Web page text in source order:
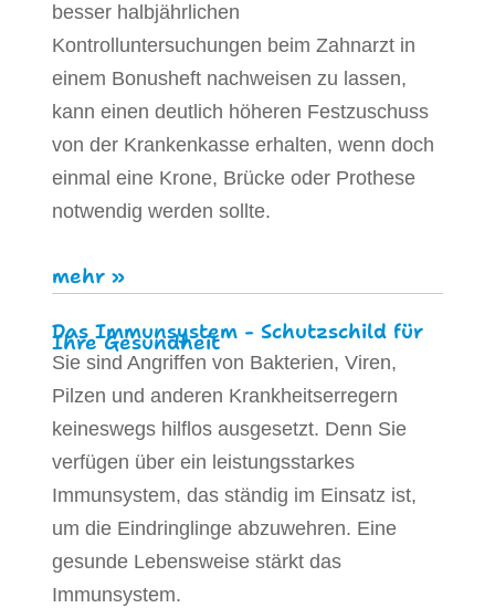
besser halbjährlichen
Kontrolluntersuchungen beim Zahnarzt in
einem Bonusheft nachweisen zu lassen,
kann einen deutlich höheren Festzuschuss
von der Krankenkasse erhalten, wenn doch
einmal eine Krone, Brücke oder Prothese
notwendig werden sollte.
mehr »
Das Immunsystem - Schutzschild für
Ihre Gesundheit
Sie sind Angriffen von Bakterien, Viren,
Pilzen und anderen Krankheitserregern
keineswegs hilflos ausgesetzt. Denn Sie
verfügen über ein leistungsstarkes
Immunsystem, das ständig im Einsatz ist,
um die Eindringlinge abzuwehren. Eine
gesunde Lebensweise stärkt das
Immunsystem.